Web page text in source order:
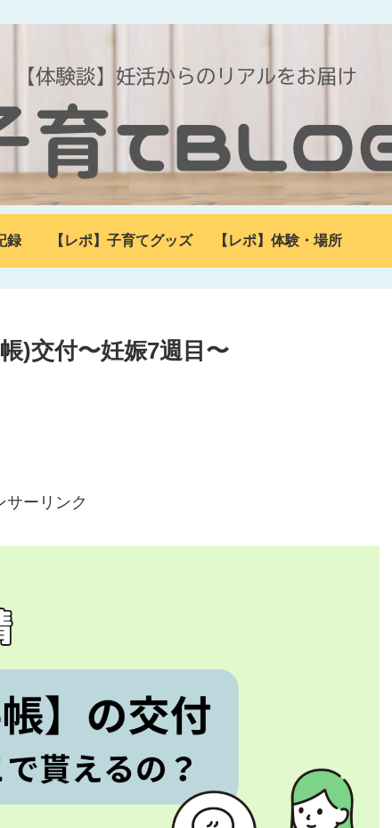
録 【レポ】子育てグッズ 【レポ】体験・場所
)交付〜妊娠7週目〜
サーリンク